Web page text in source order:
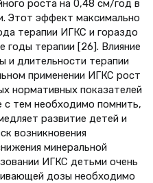
роста на 0,48 см/год в
Этот эффект максимально
терапии ИГКС и гораздо
годы терапии [26]. Влияние
и длительности терапии
применении ИГКС рост
нормативных показателей
с тем необходимо помнить,
развитие детей и
возникновения
минеральной
ИГКС детьми очень
дозы необходимо